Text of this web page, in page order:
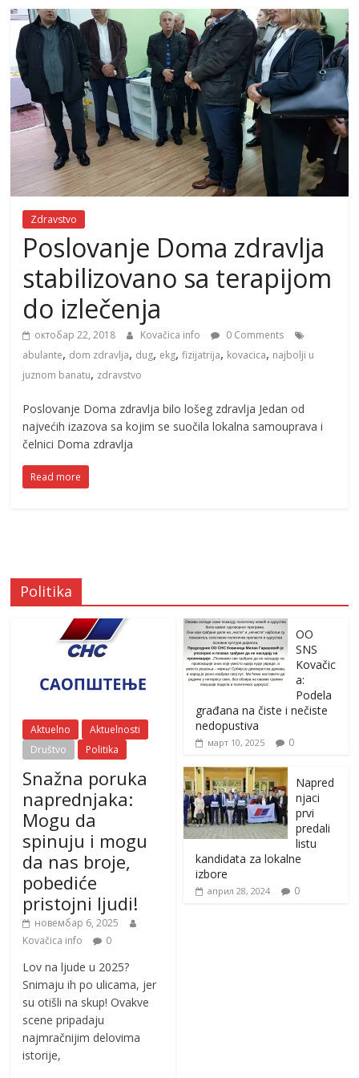
Zdravstvo
Poslovanje Doma zdravlja
stabilizovano sa terapijom
do izlečenja
октобар 22, 2018 Kovačica info
0 Comments
abulante, dom zdravlja, dug, ekg,fizijatrija, kovacica, najbolji u
juznom banatu, zdravstvo
Poslovanje Doma zdravlja bilo lošeg zdravlja Jedan od
najvećih izazova sa kojim se suočila lokalna samouprava i
čelnici Doma zdravlja
Read more
Politika
Aktuelno
Aktuelnosti
Društvo
Politika
Snažna poruka
naprednjaka:
Mogu da
spinuju i mogu
da nas broje,
pobediće
pristojni ljudi!
новембар 6, 2025
Kovačica info
0
Lov na ljude u 2025?
Snimaju ih po ulicama, jer
su otišli na skup! Ovakve
scene pripadaju
najmračnijim delovima
istorije,
OO
SNS
Kovačic
a:
Podela
građana na čiste i nečiste
nedopustiva
март 10, 2025 0
Napred
njaci
prvi
predali
listu
kandidata za lokalne
izbore
април 28, 2024 0